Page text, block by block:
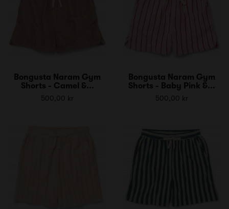
Bongusta Naram Gym
Shorts - Camel &...
500,00 kr
Bongusta Naram Gym
Shorts - Baby Pink &...
500,00 kr